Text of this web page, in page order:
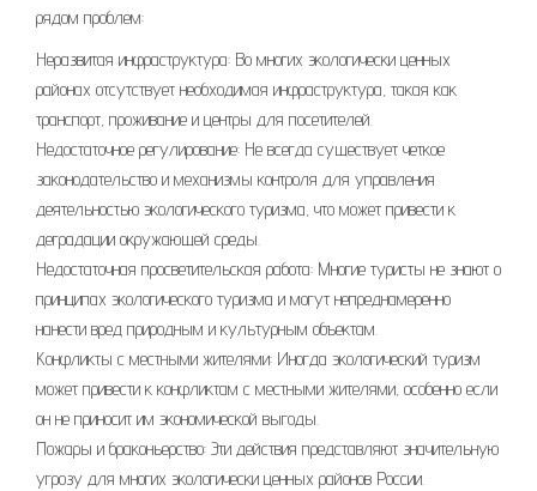
рядом проблем:
Неразвитая инфраструктура: Во многих экологически ценных
районах отсутствует необходимая инфраструктура, такая как
транспорт, проживание и центры для посетителей.
Недостаточное регулирование: Не всегда существует четкое
законодательство и механизмы контроля для управления
деятельностью экологического туризма, что может привести к
деградации окружающей среды.
Недостаточная просветительская работа: Многие туристы не знают о
принципах экологического туризма и могут непреднамеренно
нанести вред природным и культурным объектам.
Конфликты с местными жителями: Иногда экологический туризм
может привести к конфликтам с местными жителями, особенно если
он не приносит им экономической выгоды.
Пожары и браконьерство: Эти действия представляют значительную
угрозу для многих экологически ценных районов России.